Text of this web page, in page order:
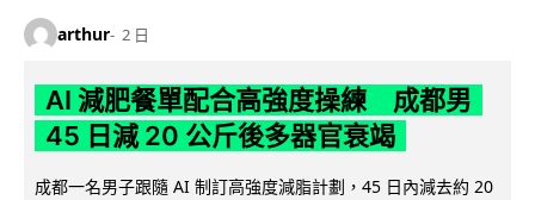
arthur 2 日
AI 減肥餐單配合高強度操練 成都男
45 日減 20 公斤後多器官衰竭
成都一名男子跟隨 AI 制訂高強度減脂計劃，45 日內減去約 20